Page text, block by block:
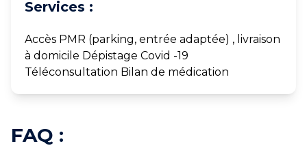
Services :
Accès PMR (parking, entrée adaptée) , livraison
à domicile Dépistage Covid -19
Téléconsultation Bilan de médication
FAQ :